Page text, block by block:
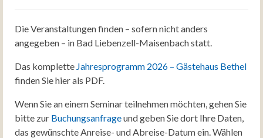
Die Veranstaltungen finden – sofern nicht anders
angegeben – in Bad Liebenzell-Maisenbach statt.
Das komplette Jahresprogramm 2026 – Gästehaus Bethel
finden Sie hier als PDF.
Wenn Sie an einem Seminar teilnehmen möchten, gehen Sie
bitte zur Buchungsanfrageund geben Sie dort Ihre Daten,
das gewünschte Anreise- und Abreise-Datum ein. Wählen